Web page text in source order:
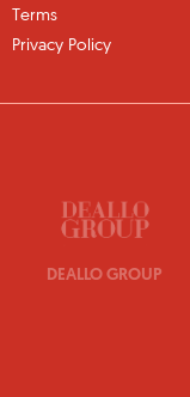
Terms
Privacy Policy
DEALLO GROUP